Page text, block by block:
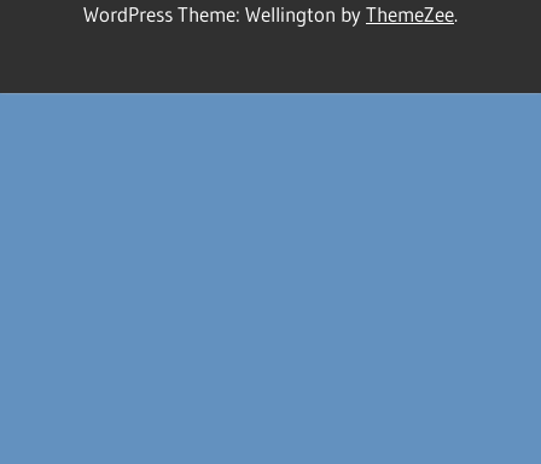
WordPress Theme: Wellington byThemeZee.